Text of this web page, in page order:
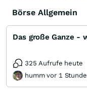
Börse Allgemein
325 Aufrufe heute
humm vor 1 Stunde